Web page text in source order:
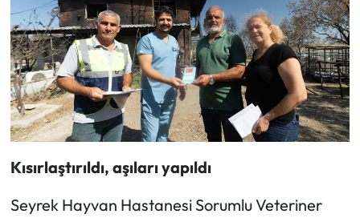
Kısırlaştırıldı, aşıları yapıldı
Seyrek Hayvan Hastanesi Sorumlu Veteriner